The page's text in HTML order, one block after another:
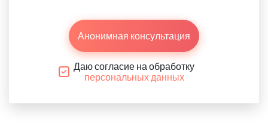
Анонимная консультация
Даю согласие на обработку
персональных данных